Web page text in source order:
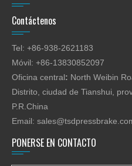
Contáctenos
Tel: +86-938-2621183
Móvil: +86-13830852097
Oficina central: North Weibin
Distrito, ciudad de Tianshui,
P.R.China
Email:
PONERSE EN CONTACTO